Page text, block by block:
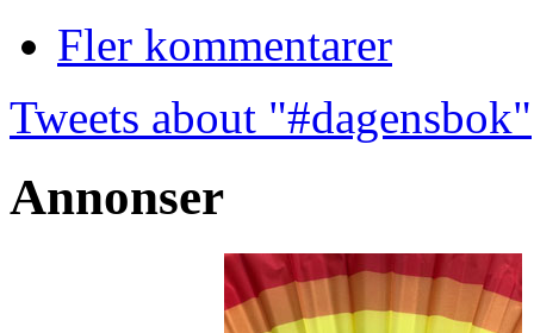
Fler kommentarer
Tweets about "#dagensbok"
Annonser